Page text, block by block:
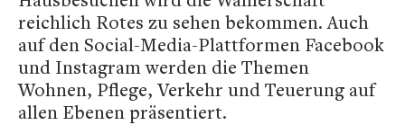
reichlich Rotes zu sehen bekommen. Auch
auf den Social-Media-Plattformen Facebook
und Instagram werden die Themen
Wohnen, Pflege, Verkehr und Teuerung auf
allen Ebenen präsentiert.